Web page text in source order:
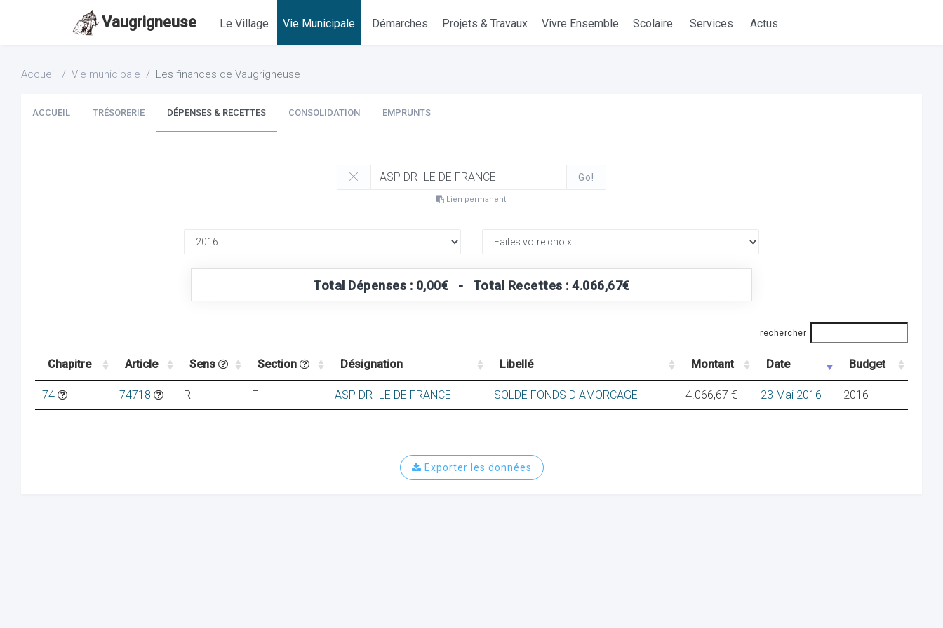
Vaugrigneuse Le Village Vie Municipale Démarches Projets & Travaux Vivre Ensemble Scolaire Services Actus
Accueil Vie municipale Les finances de Vaugrigneuse
ACCUEIL TRÉSORERIE DÉPENSES & RECETTES CONSOLIDATION EMPRUNTS
Go!
Lien permanent
Total Dépenses : 0,00€ - Total Recettes : 4.066,67€
rechercher
Chapitre Article Sens Section Désignation Libellé Montant Date Budget
74 74718 R F ASP DR ILE DE FRANCE SOLDE FONDS D AMORCAGE 4.066,67 € 23 Mai 2016 2016
Exporter les données